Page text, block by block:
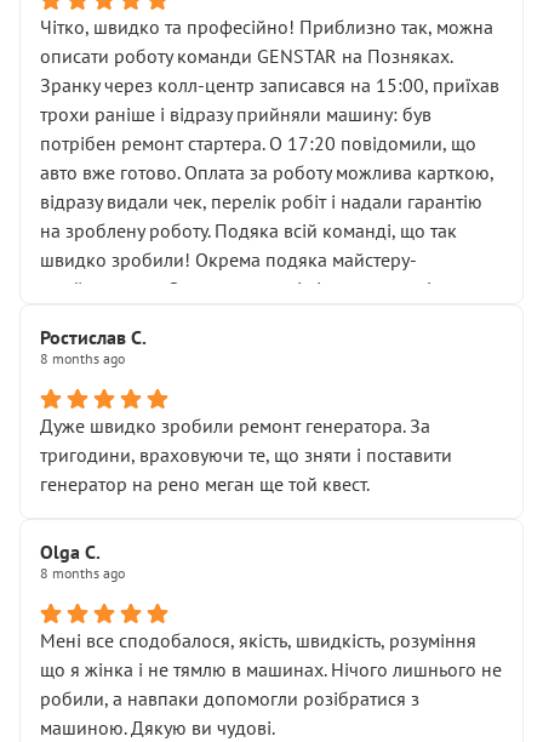
ущільнювачів.
Що прикро — це не перший мій візит. Раніше міняв у
вас стартер, і тоді сервіс наче справив хороше
враження. Але згодом знайшов декілька гайок під
лобовим склом. Мені пояснили, що це “старі гайки, які
відкручували”, і попросили не хвилюватися. ( надіюсь
новий власник, не застяг в полі))
Але після нинішнього візиту такі дрібниці вже не
здаються дрібницями.
Я — клієнт, який працює на довірі, і саме її цей сервіс
Хотілося б більше:
• належної уваги до авто
• прозорості в роботах і рахунках
• реальної діагностики, а не формального
“подивились і поїхав”
На жаль, складається враження, що сервіс працює не
Стосовно комунікації - все добре
Чітко, швидко та професійно! Приблизно так, можна
описати роботу команди GENSTAR на Позняках.
Зранку через колл-центр записався на 15:00, приїхав
трохи раніше і відразу прийняли машину: був
потрібен ремонт стартера. О 17:20 повідомили, що
авто вже готово. Оплата за роботу можлива карткою,
відразу видали чек, перелік робіт і надали гарантію
на зроблену роботу. Подяка всій команді, що так
швидко зробили! Окрема подяка майстеру-
приймальнику Олександру: всі чітко та по суті.
звертатися до цього автосервісу.
Ростислав С.
8 months ago
Дуже швидко зробили ремонт генератора. За
тригодини, враховуючи те, що зняти і поставити
генератор на рено меган ще той квест.
Olga С.
8 months ago
Мені все сподобалося, якість, швидкість, розуміння
що я жінка і не тямлю в машинах. Нічого лишнього не
робили, а навпаки допомогли розібратися з
машиною. Дякую ви чудові.